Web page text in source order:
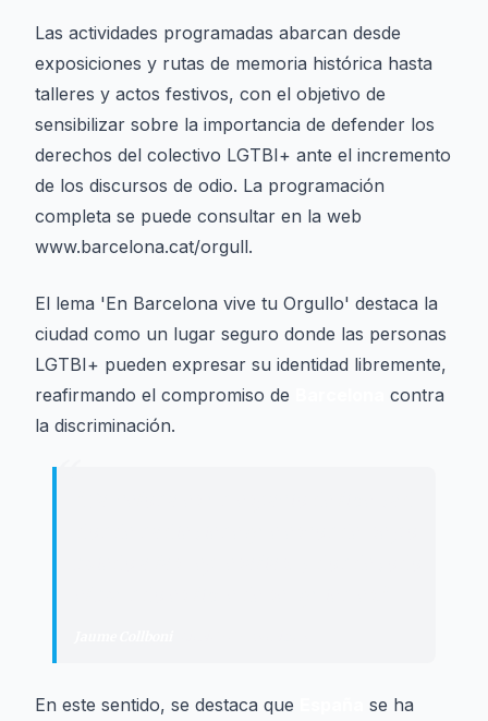
Las actividades programadas abarcan desde
exposiciones y rutas de memoria histórica hasta
talleres y actos festivos, con el objetivo de
sensibilizar sobre la importancia de defender los
derechos del colectivo LGTBI+ ante el incremento
de los discursos de odio. La programación
completa se puede consultar en la web
www.barcelona.cat/orgull.
El lema 'En Barcelona vive tu Orgullo' destaca la
ciudad como un lugar seguro donde las personas
LGTBI+ pueden expresar su identidad libremente,
reafirmando el compromiso de
contra
la discriminación.
“
En este sentido, se destaca que se ha